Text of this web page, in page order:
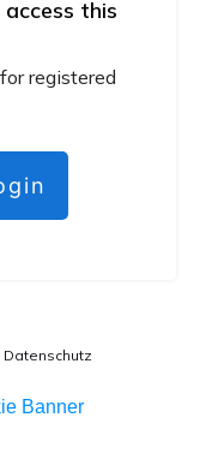
this
registered
Datenschutz
Banner